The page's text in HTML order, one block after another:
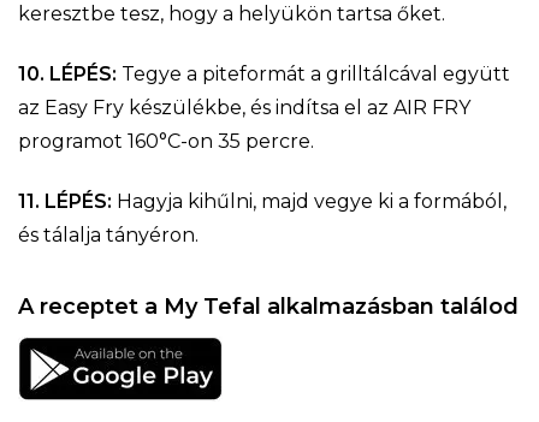
keresztbe tesz, hogy a helyükön tartsa őket.
10. LÉPÉS: Tegye a piteformát a grilltálcával együtt
az Easy Fry készülékbe, és indítsa el az AIR FRY
programot 160°C-on 35 percre.
11. LÉPÉS: Hagyja kihűlni, majd vegye ki a formából,
és tálalja tányéron.
A receptet a My Tefal alkalmazásban találod